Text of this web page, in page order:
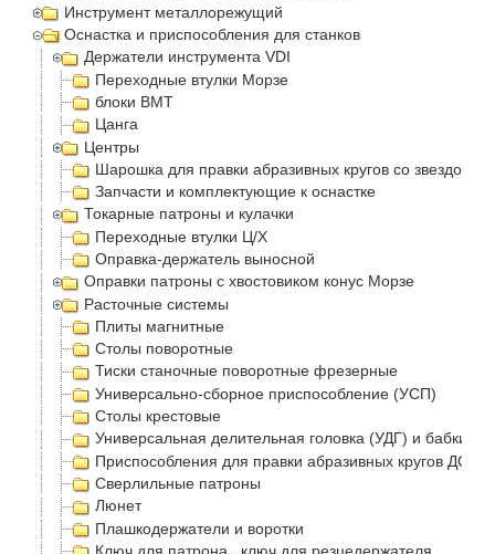
Инструмент металлорежущий
Оснастка и приспособления для станков
Держатели инструмента VDI
Переходные втулки Морзе
блоки BMT
Цанга
Центры
Шарошка для правки абразивных кругов со
Запчасти и комплектующие к оснастке
Токарные патроны и кулачки
Переходные втулки Ц/Х
Оправка-держатель выносной
Оправки патроны с хвостовиком конус Морзе
Расточные системы
Плиты магнитные
Столы поворотные
Тиски станочные поворотные фрезерные
Универсально-сборное приспособление (УСП)
Столы крестовые
Универсальная делительная головка (УДГ) и бабки
Приспособления для правки абразивных кругов ДО-
Сверлильные патроны
Люнет
Плашкодержатели и воротки